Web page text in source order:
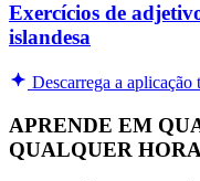
Exercícios de
islandesa
Descarrega a aplicação
APRENDE EM
QUALQUER HORA